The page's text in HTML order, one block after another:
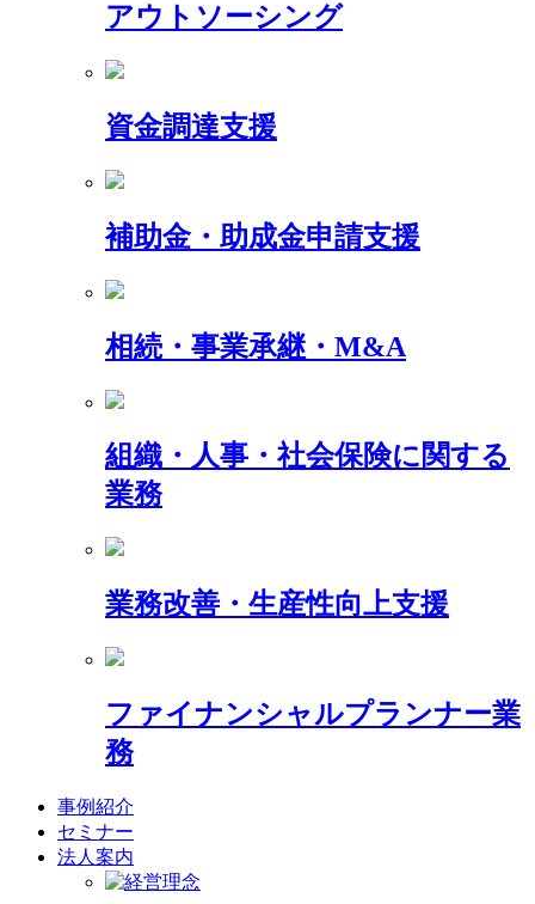
アウトソーシング
資金調達支援
補助金・助成金申請支援
相続・事業承継・M&A
組織・人事・社会保険に関する
業務
業務改善・生産性向上支援
ファイナンシャルプランナー業
務
事例紹介
セミナー
法人案内